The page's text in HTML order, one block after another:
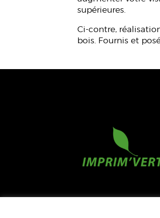
supérieures.
Ci-contre,
bois. Fournis et